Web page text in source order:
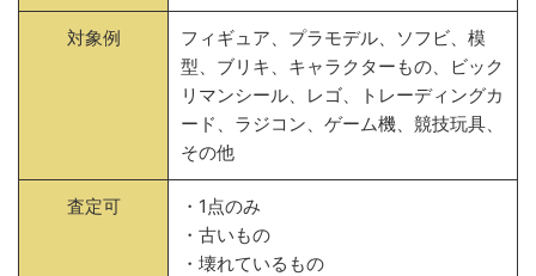
対象例
フィギュア、プラモデル、ソフビ、模
型、ブリキ、キャラクターもの、ビック
リマンシール、レゴ、トレーディングカ
ード、ラジコン、ゲーム機、競技玩具、
その他
査定可
・1点のみ
・古いもの
・壊れているもの